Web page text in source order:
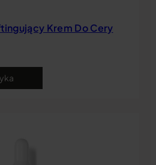
Krem Do Cery